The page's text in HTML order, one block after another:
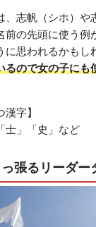
、志帆（シホ）や
前の先頭に使う例
思われるかもし
るので女の子にも
字】
士」「史」など
っ張るリーダー